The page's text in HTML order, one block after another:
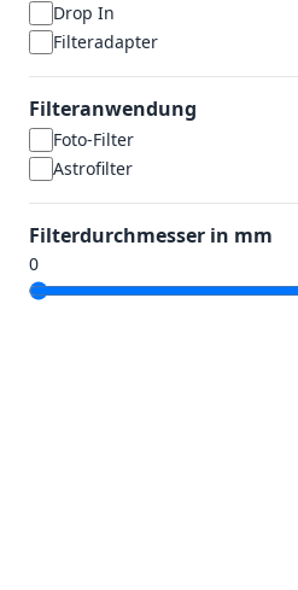
Drop In
Filteradapter
Filteranwendung
Foto-Filter
Astrofilter
Filterdurchmesser in mm